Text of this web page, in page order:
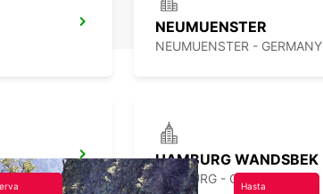
NEUMUENSTER
NEUMUENSTER - GERMANY
HAMBURG WANDSBEK
HAMBURG - GERMANY
Hasta